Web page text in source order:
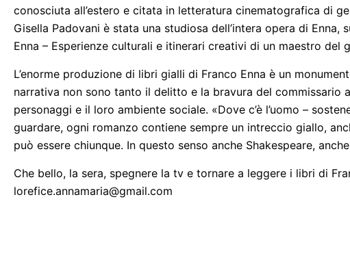
conosciuta all’estero e citata in letteratura cinematografica di
Gisella Padovani è stata una studiosa dell’intera opera di
Enna – Esperienze culturali e itinerari creativi di un maestro del
L’enorme produzione di libri gialli di Franco Enna è un
narrativa non sono tanto il delitto e la bravura del commissario
personaggi e il loro ambiente sociale. «Dove c’è l’uomo –
guardare, ogni romanzo contiene sempre un intreccio giallo,
può essere chiunque. In questo senso anche Shakespeare,
Che bello, la sera, spegnere la tv e tornare a leggere i libri di
lorefice.annamaria@gmail.com